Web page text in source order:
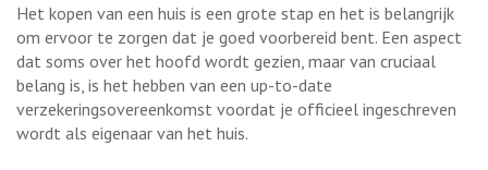
Het kopen van een huis is een grote stap en het is belangrijk
om ervoor te zorgen dat je goed voorbereid bent. Een aspect
dat soms over het hoofd wordt gezien, maar van cruciaal
belang is, is het hebben van een up-to-date
verzekeringsovereenkomst voordat je officieel ingeschreven
wordt als eigenaar van het huis.